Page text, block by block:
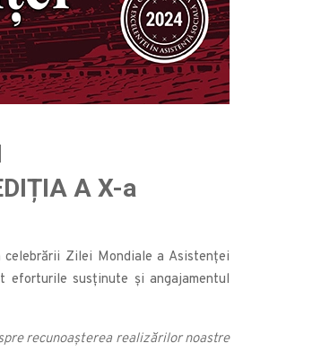
A X-a
Zilei Mondiale a Asistenţei
eforturile susținute și angajamentul
recunoașterea realizărilor noastre